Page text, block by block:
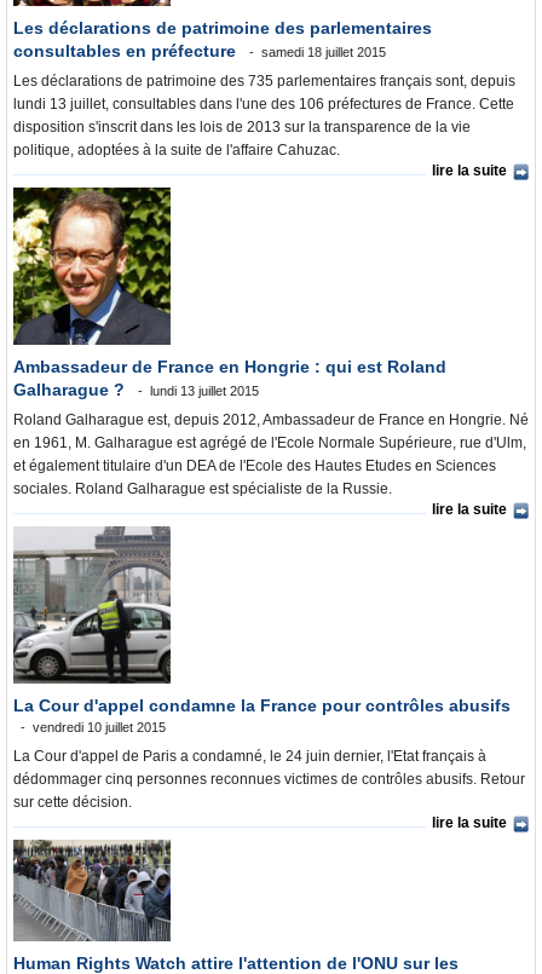
Les déclarations de patrimoine des parlementaires
consultables en préfecture
samedi 18 juillet 2015
Les déclarations de patrimoine des 735 parlementaires français sont, depuis
lundi 13 juillet, consultables dans l'une des 106 préfectures de France. Cette
disposition s'inscrit dans les lois de 2013 sur la transparence de la vie
politique, adoptées à la suite de l'affaire Cahuzac.
lire la suite
Ambassadeur de France en Hongrie : qui est Roland
Galharague ?
lundi 13 juillet 2015
Roland Galharague est, depuis 2012, Ambassadeur de France en Hongrie. Né
en 1961, M. Galharague est agrégé de l'Ecole Normale Supérieure, rue d'Ulm,
et également titulaire d'un DEA de l'Ecole des Hautes Etudes en Sciences
sociales. Roland Galharague est spécialiste de la Russie.
lire la suite
La Cour d'appel condamne la France pour contrôles abusifs
vendredi 10 juillet 2015
La Cour d'appel de Paris a condamné, le 24 juin dernier, l'Etat français à
dédommager cinq personnes reconnues victimes de contrôles abusifs. Retour
sur cette décision.
lire la suite
Human Rights Watch attire l'attention de l'ONU sur les